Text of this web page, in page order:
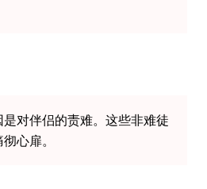
对伴侣的责难。这些非难徒
心扉。